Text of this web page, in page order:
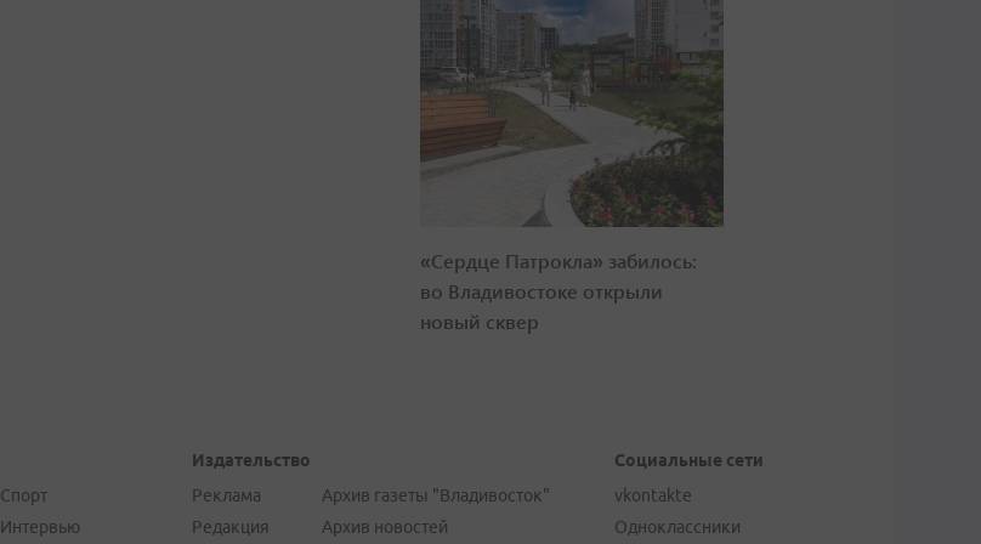
«Сердце Патрокла» забилось:
во Владивостоке открыли
новый сквер
Спорт
Интервью
Издательство
Реклама
Редакция
Архив газеты "Владивосток"
Архив новостей
Социальные сети
vkontakte
Одноклассники